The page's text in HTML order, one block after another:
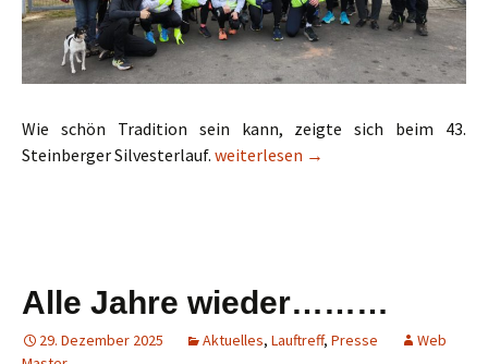
Wie schön Tradition sein kann, zeigte sich beim 43.
Steinberger Silvesterlauf. 43. Silvesterlauf – sportlicher
weiterlesen →
Alle Jahre wieder………
29. Dezember 2025 Aktuelles, Lauftreff, Presse
Web